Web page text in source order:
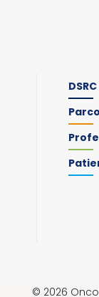
DSRC
© 2026